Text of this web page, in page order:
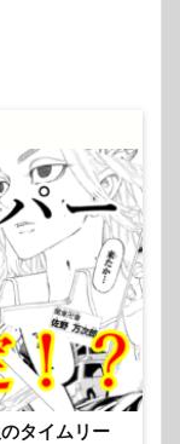
タイムリー